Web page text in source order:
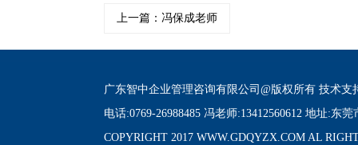
上一篇：冯保成老师
广东智中企业管理咨询有限公司@版权所有 技术支
电话:0769-26988485 冯老师:13412560612 地址:东
COPYRIGHT 2017 WWW.GDQYZX.COM AL